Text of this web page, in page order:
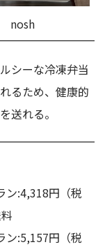
nosh
シーな冷凍弁当
るため、健康的
送れる。
ン:4,318円（税
ン:5,157円（税